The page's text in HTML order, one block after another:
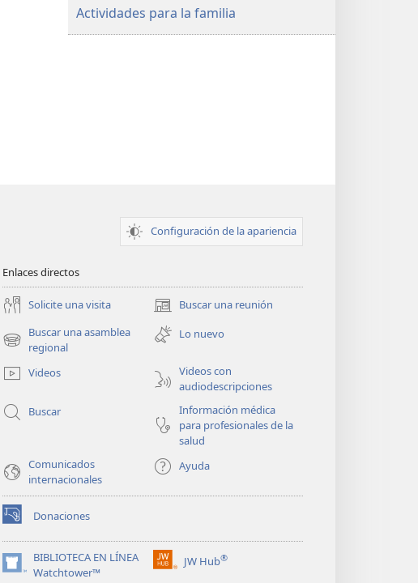
Actividades para la familia
Configuración de la apariencia
Enlaces directos
Solicite una visita Buscar una reunión
(abre
una
nueva
Buscar una asamblea
regional
(abre
nueva
Lo nuevo
Videos
Videos con
audiodescripciones
Buscar
Información médica
para profesionales de la
salud
Comunicados
internacionales
Ayuda
Donaciones
(abre
una
nueva
ventana)
BIBLIOTECA EN LÍNEA
Watchtower™
(abre
JW Hub®
(abre